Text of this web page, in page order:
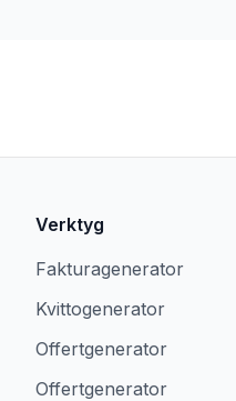
Verktyg
Fakturagenerator
Kvittogenerator
Offertgenerator
Offertgenerator